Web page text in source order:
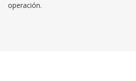
operación.